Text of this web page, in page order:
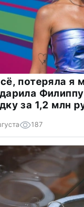
потеряла я
за 1,2 млн
187